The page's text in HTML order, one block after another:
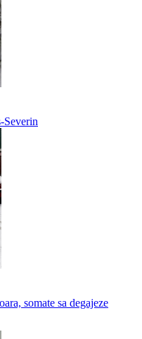
Severin
somate sa degajeze